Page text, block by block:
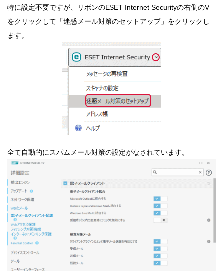
特に設定不要ですが、リボンのESET Internet Securityの右側のV
をクリックして「迷惑メール対策のセットアップ」をクリックし
ます。
全て自動的にスパムメール対策の設定がなされています。